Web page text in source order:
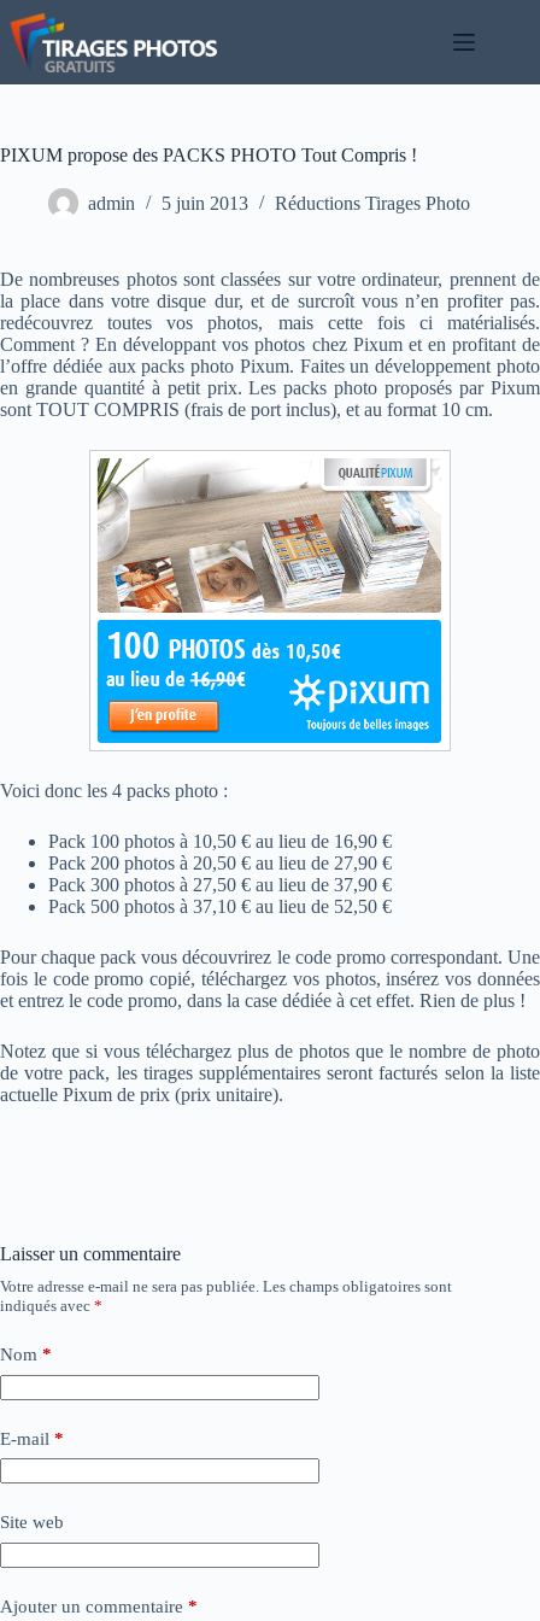
Passer
au
contenu
PIXUM propose des PACKS PHOTO Tout Compris !
admin 5 juin 2013 Réductions Tirages Photo
De nombreuses photos sont classées sur votre ordinateur, prennent de
la place dans votre disque dur, et de surcroît vous n’en profiter pas.
redécouvrez toutes vos photos, mais cette fois ci matérialisés.
Comment ? En développant vos photos chez Pixum et en profitant de
l’offre dédiée aux packs photo Pixum. Faites un développement photo
en grande quantité à petit prix. Les packs photo proposés par Pixum
sont TOUT COMPRIS (frais de port inclus), et au format 10 cm.
Voici donc les 4 packs photo :
Pack 100 photos à 10,50 € au lieu de 16,90 €
Pack 200 photos à 20,50 € au lieu de 27,90 €
Pack 300 photos à 27,50 € au lieu de 37,90 €
Pack 500 photos à 37,10 € au lieu de 52,50 €
Pour chaque pack vous découvrirez le code promo correspondant. Une
fois le code promo copié, téléchargez vos photos, insérez vos données
et entrez le code promo, dans la case dédiée à cet effet. Rien de plus !
Notez que si vous téléchargez plus de photos que le nombre de photo
de votre pack, les tirages supplémentaires seront facturés selon la liste
actuelle Pixum de prix (prix unitaire).
Laisser un commentaire
Votre adresse e-mail ne sera pas publiée. Les champs obligatoires sont
indiqués avec *
Nom *
E-mail *
Site web
Ajouter un commentaire *